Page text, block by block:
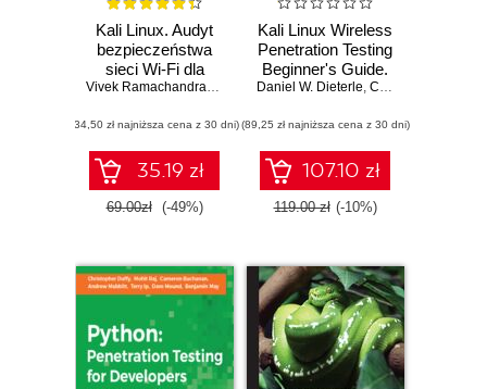
Kali Linux. Audyt
bezpieczeństwa
sieci Wi-Fi dla
każdego. Wydanie
Vivek Ramachandran, Cameron Buchanan
(34,50 zł najniższa cena z 30 dni)
35.19 zł
69.00zł (-49%)
Kali Linux Wireless
Penetration Testing
Beginner's Guide.
Master wireless
to survey and
attack wireless
networks with Kali
Linux, including the
KRACK attack -
Daniel W. Dieterle, Cameron Buchanan
(89,25 zł najniższa cena z 30 dni)
107.10 zł
119.00 zł (-10%)